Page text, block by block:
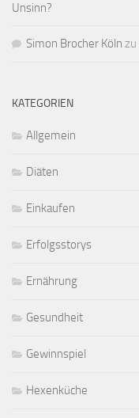
Unsinn?
Simon Brocher Köln zu
KATEGORIEN
Allgemein
Diäten
Einkaufen
Erfolgsstorys
Ernährung
Gesundheit
Gewinnspiel
Hexenküche